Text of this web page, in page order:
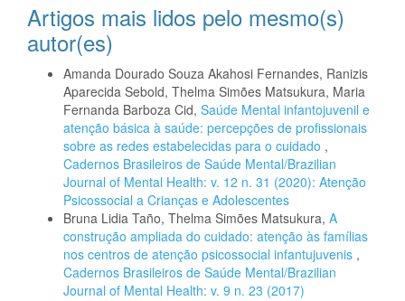
Artigos mais lidos pelo mesmo(s)
autor(es)
Amanda Dourado Souza Akahosi Fernandes, Ranizis
Aparecida Sebold, Thelma Simões Matsukura, Maria
Fernanda Barboza Cid, Saúde Mental infantojuvenil e
atenção básica à saúde: percepções de profissionais
sobre as redes estabelecidas para o cuidado ,
Cadernos Brasileiros de Saúde Mental/Brazilian
Journal of Mental Health: v. 12 n. 31 (2020): Atenção
Psicossocial a Crianças e Adolescentes
Bruna Lidia Taño, Thelma Simões Matsukura, A
construção ampliada do cuidado: atenção às famílias
nos centros de atenção psicossocial infantujuvenis ,
Cadernos Brasileiros de Saúde Mental/Brazilian
Journal of Mental Health: v. 9 n. 23 (2017)